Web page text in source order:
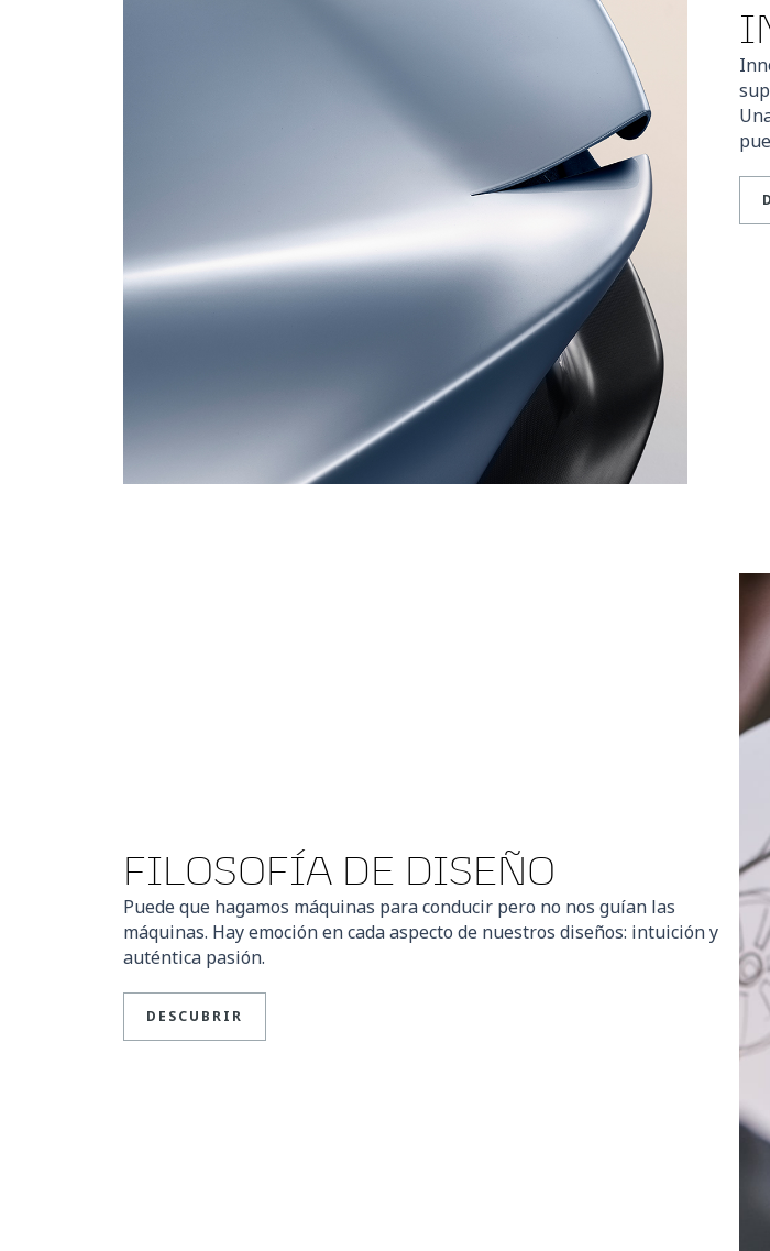
FILOSOFÍA DE DISEÑO
Puede que hagamos máquinas para conducir pero no nos guían las
máquinas. Hay emoción en cada aspecto de nuestros diseños: intuición y
auténtica pasión.
DESCUBRIR